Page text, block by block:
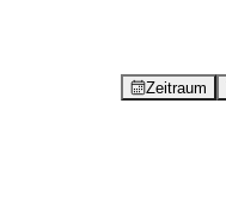
Zeitraum